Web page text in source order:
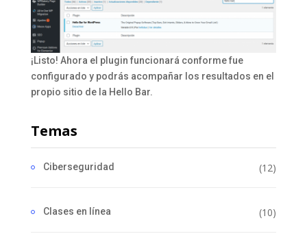
¡Listo! Ahora el plugin funcionará conforme fue
configurado y podrás acompañar los resultados en el
propio sitio de la Hello Bar.
Temas
Ciberseguridad (12)
Clases en línea (10)